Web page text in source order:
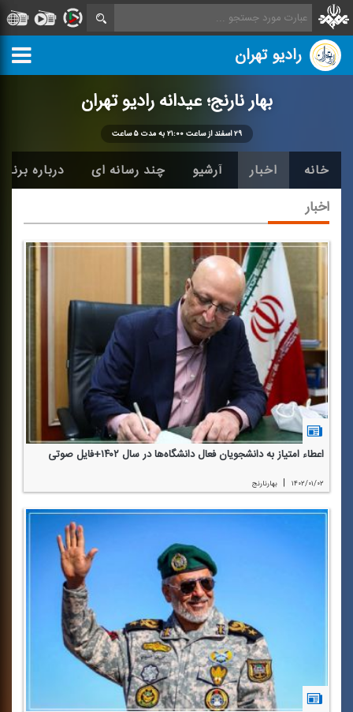
رادیو تهران
بهار نارنج؛ عیدانه رادیو تهران
۲۹ اسفند از ساعت ۲۱:۰۰ به مدت ۵ ساعت
خانه اخبار آرشیو چند رسانه ای درباره
اخبار
اعطاء امتیاز به دانشجویان فعال دانشگاه‌ها در سال ۱۴۰۲+فایل صوتی
۱۴۰۲/۰۱/۰۲ | بهارنارنج